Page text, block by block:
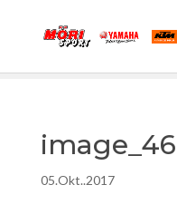
image_46
05.Okt..2017